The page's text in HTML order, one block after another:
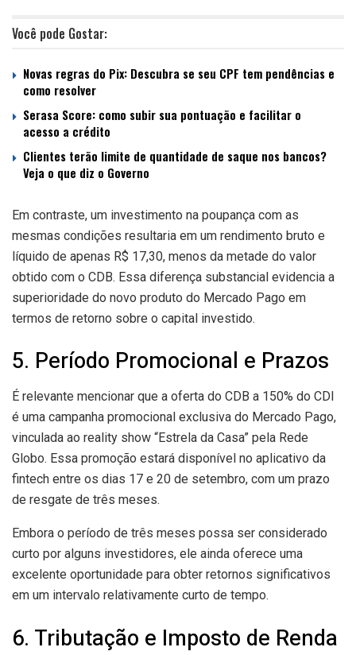
Você pode Gostar:
Novas regras do Pix: Descubra se seu CPF tem pendências e
como resolver
Serasa Score: como subir sua pontuação e facilitar o
acesso a crédito
Clientes terão limite de quantidade de saque nos bancos?
Veja o que diz o Governo
Em contraste, um investimento na poupança com as
mesmas condições resultaria em um rendimento bruto e
líquido de apenas R$ 17,30, menos da metade do valor
obtido com o CDB. Essa diferença substancial evidencia a
superioridade do novo produto do Mercado Pago em
termos de retorno sobre o capital investido.
5. Período Promocional e Prazos
É relevante mencionar que a oferta do CDB a 150% do CDI
é uma campanha promocional exclusiva do Mercado Pago,
vinculada ao reality show “Estrela da Casa” pela Rede
Globo. Essa promoção estará disponível no aplicativo da
fintech entre os dias 17 e 20 de setembro, com um prazo
de resgate de três meses.
Embora o período de três meses possa ser considerado
curto por alguns investidores, ele ainda oferece uma
excelente oportunidade para obter retornos significativos
em um intervalo relativamente curto de tempo.
6. Tributação e Imposto de Renda